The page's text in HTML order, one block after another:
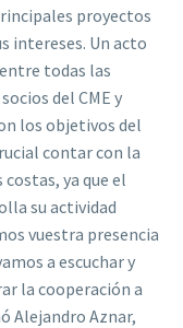
proyectos
intereses. Un acto
todas las
del CME y
los objetivos del
contar con la
ya que el
su actividad
vuestra presencia
a escuchar y
la cooperación a
Alejandro Aznar,